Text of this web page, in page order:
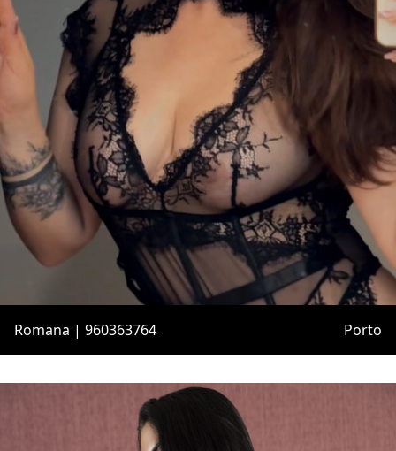
Romana | 960363764 Porto